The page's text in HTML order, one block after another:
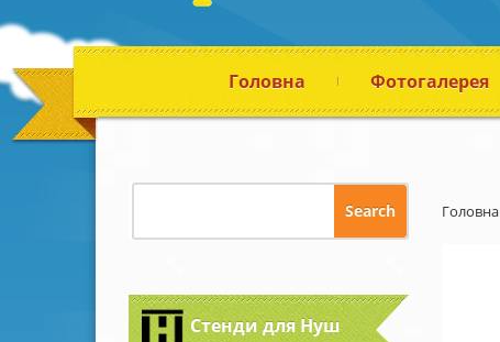
Головна Фотогалерея
Стенди для Нуш
Головна